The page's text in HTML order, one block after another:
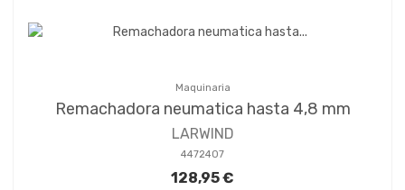
Maquinaria
Remachadora neumatica hasta 4,8 mm
LARWIND
4472407
128,95 €